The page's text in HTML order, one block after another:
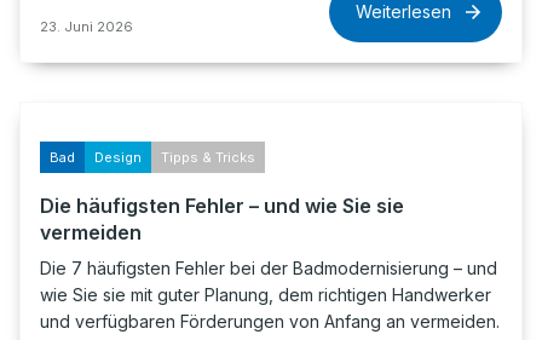
23. Juni 2026
Weiterlesen
Bad Design Tipps & Tricks
Die häufigsten Fehler – und wie Sie sie
vermeiden
Die 7 häufigsten Fehler bei der Badmodernisierung – und
wie Sie sie mit guter Planung, dem richtigen Handwerker
und verfügbaren Förderungen von Anfang an vermeiden.